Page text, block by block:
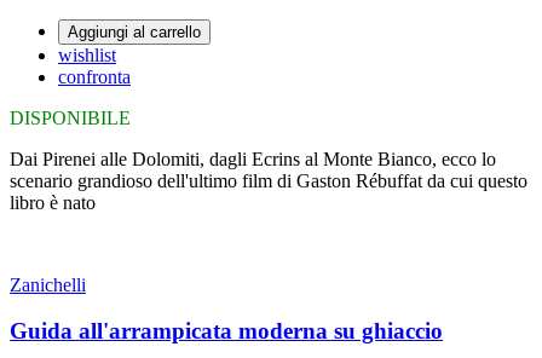
Aggiungi al carrello
wishlist
confronta
DISPONIBILE
Dai Pirenei alle Dolomiti, dagli Ecrins al Monte Bianco, ecco lo
scenario grandioso dell'ultimo film di Gaston Rébuffat da cui questo
libro è nato
Zanichelli
Guida all'arrampicata moderna su ghiaccio